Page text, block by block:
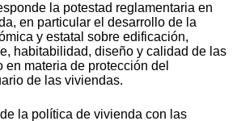
la potestad reglamentaria en
en particular el desarrollo de la
y estatal sobre edificación,
habitabilidad, diseño y calidad de las
en materia de protección del
de las viviendas.
la política de vivienda con las